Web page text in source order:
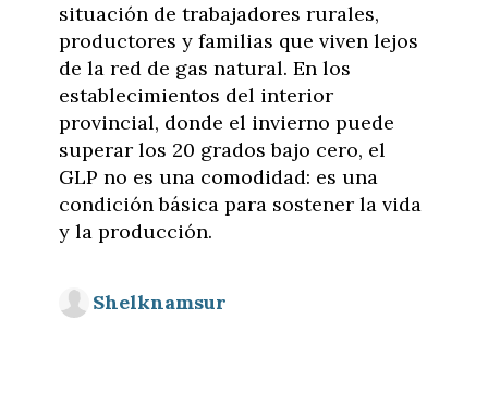
situación de trabajadores rurales,
productores y familias que viven lejos
de la red de gas natural. En los
establecimientos del interior
provincial, donde el invierno puede
superar los 20 grados bajo cero, el
GLP no es una comodidad: es una
condición básica para sostener la vida
y la producción.
Shelknamsur